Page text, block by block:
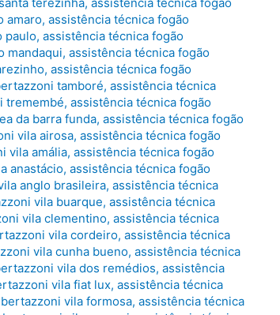
amaro, assistência técnica fogão
paulo, assistência técnica fogão
mandaqui, assistência técnica fogão
, assistência técnica fogão
tamboré, assistência técnica
tremembé, assistência técnica fogão
da barra funda, assistência técnica fogão
vila airosa, assistência técnica fogão
vila amália, assistência técnica fogão
anastácio, assistência técnica fogão
anglo brasileira, assistência técnica
vila buarque, assistência técnica
vila clementino, assistência técnica
vila cordeiro, assistência técnica
vila cunha bueno, assistência técnica
vila dos remédios, assistência
vila fiat lux, assistência técnica
vila formosa, assistência técnica